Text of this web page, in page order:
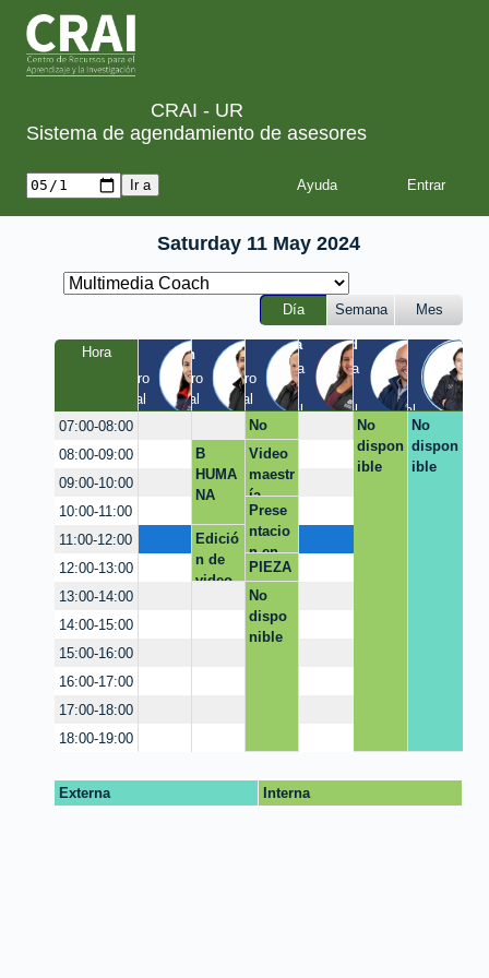
CRAI - UR
Sistema de agendamiento de asesores
Ayuda
Saturday 11 May 2024
Día Semana Mes
HoraLaura
Claustro
/ Virtual
Milton
Claustro
/ Virtual
Diego
Claustro
/ Virtual
Tania
Quinta
/
Virtual
Yesid
Quinta
/
Virtual
Luis
EIC /
Virtual
07:00-08:00
No
dispo
No
dispon
ible
No
dispon
ible
08:00-09:00
B
HUMA
NA
Video
maestr
ía
09:00-10:00
10:00-11:00
Prese
ntacio
n en
canva
11:00-12:00
Edició
n de
video
12:00-13:00
PIEZA
GRAFI
CA
13:00-14:00
No
dispo
nible
14:00-15:00
15:00-16:00
16:00-17:00
17:00-18:00
18:00-19:00
Externa Interna